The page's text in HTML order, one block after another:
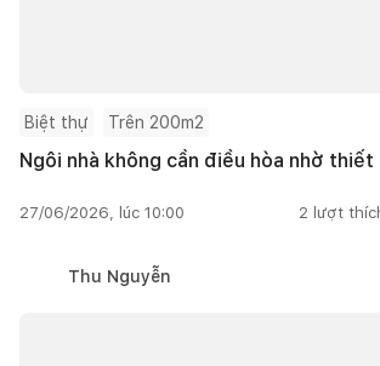
Biệt thự Trên 200m2
Ngôi nhà không cần điều hòa nhờ
27/06/2026, lúc 10:00 2 lượt
Thu Nguyễn